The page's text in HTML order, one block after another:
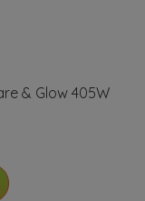
& Glow 405W